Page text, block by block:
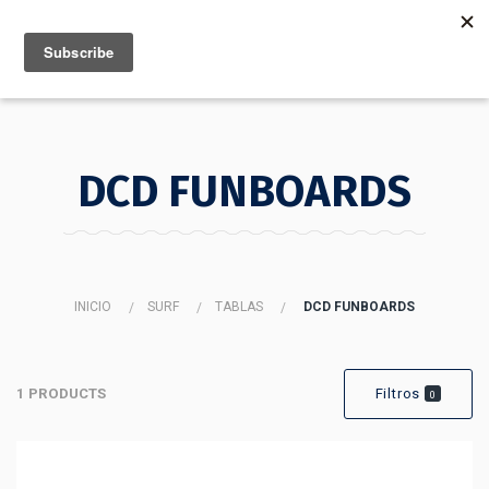
MENU
DCD FUNBOARDS
INICIO SURF TABLAS DCD FUNBOARDS
1 PRODUCTS Filtros 0